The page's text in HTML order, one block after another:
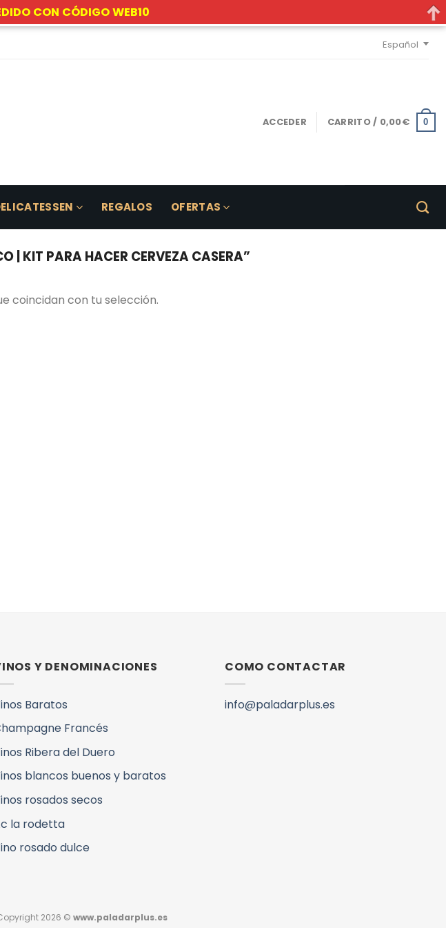
Español
ACCEDER CARRITO / 0,00€ 0
REGALOS OFERTAS
| KIT PARA HACER CERVEZA CASERA”
coincidan con tu selección.
Y DENOMINACIONES
Baratos
Francés
Ribera del Duero
blancos buenos y baratos
rosados secos
la rodetta
rosado dulce
COMO CONTACTAR
info@paladarplus.es
2026 ©www.paladarplus.es
CON CÓDIGO WEB10